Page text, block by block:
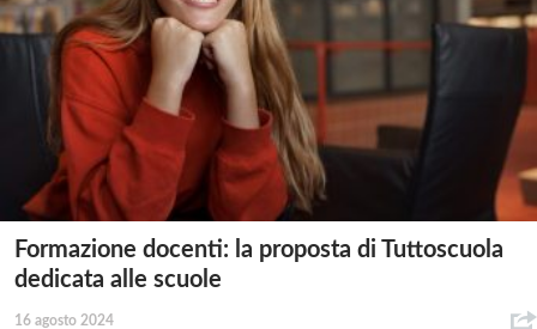
Formazione docenti: la proposta di Tuttoscuola
dedicata alle scuole
16 agosto 2024